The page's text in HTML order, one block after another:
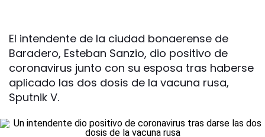
El intendente de la ciudad bonaerense de
Baradero, Esteban Sanzio, dio positivo de
coronavirus junto con su esposa tras haberse
aplicado las dos dosis de la vacuna rusa,
Sputnik V.